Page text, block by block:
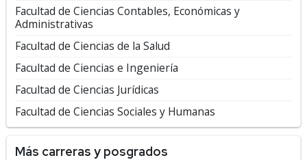
Facultad de Ciencias Contables, Económicas y
Administrativas
Facultad de Ciencias de la Salud
Facultad de Ciencias e Ingeniería
Facultad de Ciencias Jurídicas
Facultad de Ciencias Sociales y Humanas
Más carreras y posgrados